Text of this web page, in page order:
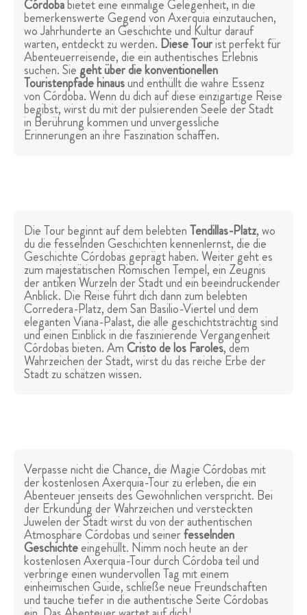
Córdobabietet eine einmalige Gelegenheit, in die
bemerkenswerte Gegend von Axerquia einzutauchen,
wo Jahrhunderte an Geschichte und Kultur darauf
warten, entdeckt zu werden. Diese Tourist perfekt für
Abenteuerreisende, die ein authentisches Erlebnis
suchen. Sie geht über die konventionellen
Touristenpfade hinausund enthüllt die wahre Essenz
von Córdoba. Wenn du dich auf diese einzigartige Reise
begibst, wirst du mit der pulsierenden Seele der Stadt
in Berührung kommen und unvergessliche
Erinnerungen an ihre Faszination schaffen.
Die Tour beginnt auf dem belebtenTendillas-Platz, wo
du die fesselnden Geschichten kennenlernst, die die
Geschichte Córdobas geprägt haben. Weiter geht es
zum majestätischen Römischen Tempel, ein Zeugnis
der antiken Wurzeln der Stadt und ein beeindruckender
Anblick. Die Reise führt dich dann zum belebten
Corredera-Platz, dem San Basilio-Viertel und dem
eleganten Viana-Palast, die alle geschichtsträchtig sind
und einen Einblick in die faszinierende Vergangenheit
Córdobas bieten. AmCristo de los Faroles, dem
Wahrzeichen der Stadt, wirst du das reiche Erbe der
Stadt zu schätzen wissen.
Verpasse nicht die Chance, die Magie Córdobas mit
der kostenlosen Axerquia-Tour zu erleben, die ein
Abenteuer jenseits des Gewöhnlichen verspricht. Bei
der Erkundung der Wahrzeichen und versteckten
Juwelen der Stadt wirst du von der authentischen
Atmosphäre Córdobas und seinerfesselnden
Geschichteeingehüllt. Nimm noch heute an der
kostenlosen Axerquia-Tour durch Córdoba teil und
verbringe einen wundervollen Tag mit einem
einheimischen Guide, schließe neue Freundschaften
und tauche tiefer in die authentische Seite Córdobas